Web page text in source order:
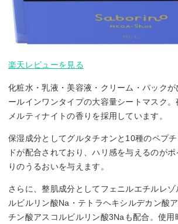
楽天レビューを見る
化粧水・乳液・美容液・クリーム・パック
ールインワンタイプの大容量シートマスク。
メルティナイトの香りを採用しています。
保湿成分としてグルタチオンと10種のペプ
ドが配合されており、ハリ感を与えるのが
りのうるおいを与えます。
さらに、整肌成分としてフェニルエチルレ
ルビルリン酸Na・テトラヘキシルデカン酸
チン酸アスコルビルリン酸3Naも配合。使用